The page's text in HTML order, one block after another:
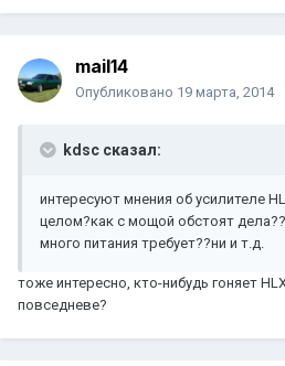
mail14
Опубликовано 19 марта, 2014
kdsc сказал:
интересуют мнения об усилителе
целом?как с мощой обстоят
много питания требует??ни и т.д.
тоже интересно, кто-нибудь гоняет
повседневе?